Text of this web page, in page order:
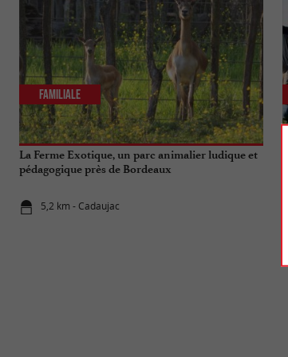
La Ferme Exotique, un parc animalier ludique et
pédagogique près de Bordeaux
5,2 km - Cadaujac
Familiale